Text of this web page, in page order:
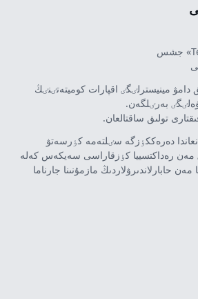
مينيسترلٸگٸ اقپارات كوميتەتٸنٸڭ
تولىق ساقتالعان.
دەرەككٶزگە سٸلتەمە كٶرسەتۋ
مەن رەداكتسييا كٶزقاراسى سەيكەس كەلە
حابارلاندىرۋلاردىڭ مازمۇنىنا جارناما